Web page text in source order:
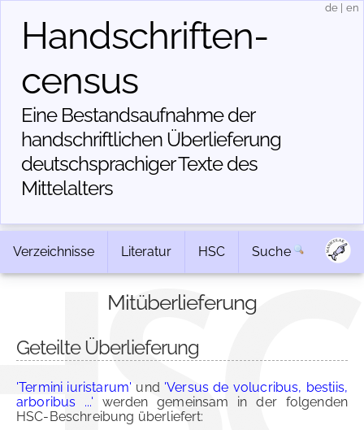
Handschriften­
census
Eine Bestandsaufnahme der
handschriftlichen Über­lieferung
deutschsprachiger Texte des
Mittelalters
de en
Verzeichnisse Literatur HSC Suche
Mitüberlieferung
Geteilte Überlieferung
'Termini iuristarum' und 'Versus de volucribus, bestiis,
arboribus ...' werden gemeinsam in der folgenden
HSC-Beschreibung überliefert: